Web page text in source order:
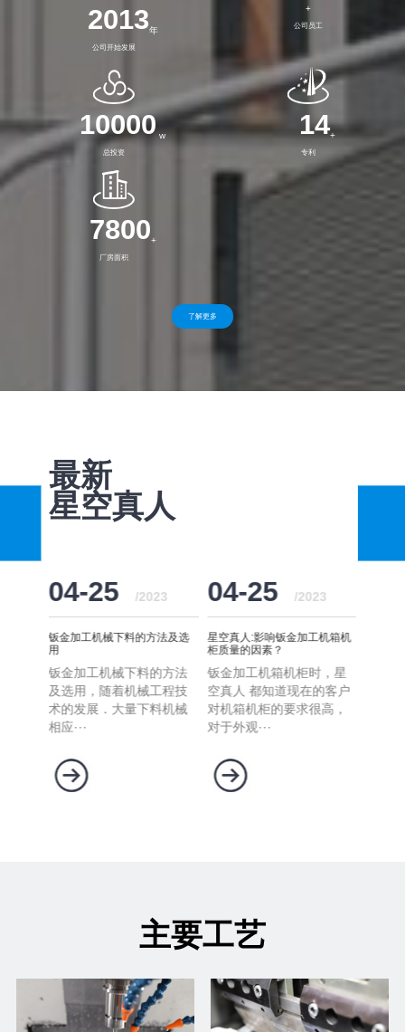
2013年
公司开始发展
+
公司员工
10000 w
总投资
14+
专利
7800+
厂房面积
了解更多
最新
星空真人
04-25 /2023
钣金加工机械下料的方法及选
用
钣金加工机械下料的方法
及选用，随着机械工程技
术的发展．大量下料机械
相应···
04-25 /2023
星空真人:影响钣金加工机箱机
柜质量的因素？
钣金加工机箱机柜时，星
空真人 都知道现在的客户
对机箱机柜的要求很高，
对于外观···
主要工艺